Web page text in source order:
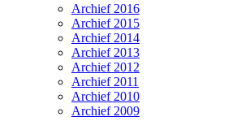
Archief 2016
Archief 2015
Archief 2014
Archief 2013
Archief 2012
Archief 2011
Archief 2010
Archief 2009